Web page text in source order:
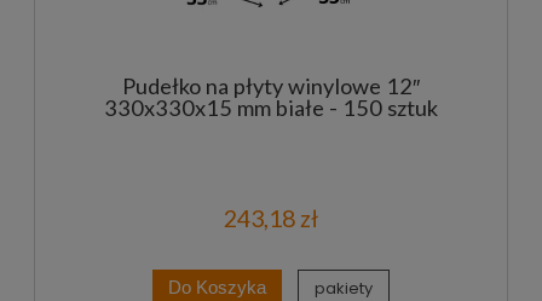
Pudełko na płyty winylowe 12″
330x330x15 mm białe - 150 sztuk
243,18 zł
Do Koszyka pakiety